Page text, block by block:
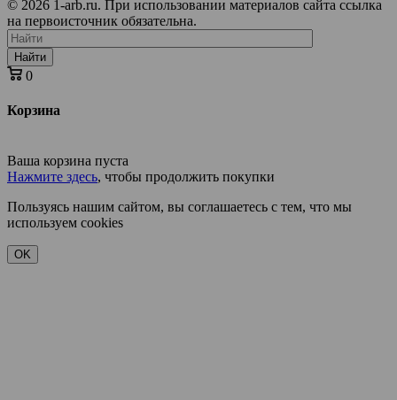
© 2026 1-arb.ru. При использовании материалов сайта ссылка
на первоисточник обязательна.
Найти
0
Корзина
Ваша корзина пуста
Нажмите здесь, чтобы продолжить покупки
Пользуясь нашим сайтом, вы соглашаетесь с тем, что мы
используем cookies
OK